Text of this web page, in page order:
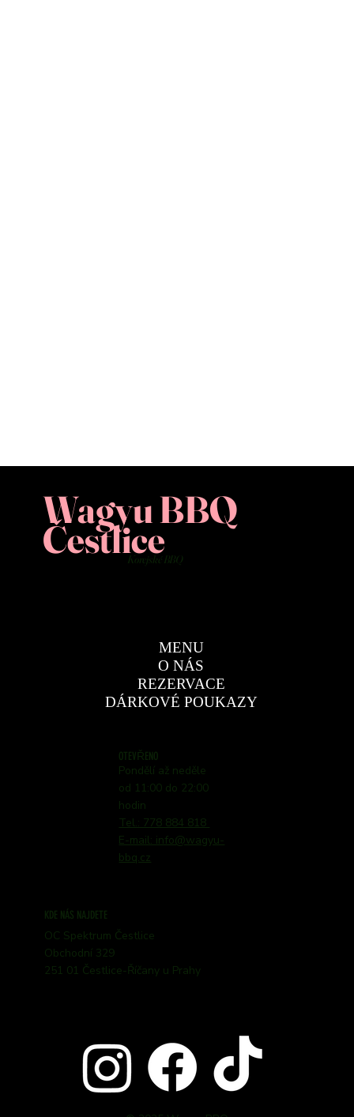
Wagyu BBQ
Čestlice
Korejské BBQ
MENU
O NÁS
REZERVACE
DÁRKOVÉ POUKAZY
OTEVŘENO
Pondělí až neděle
od 11:00 do 22:00
hodin
Tel.: 778 884 818
E-mail: info@wagyu-
bbq.cz
KDE NÁS NAJDETE
OC Spektrum Čestlice
Obchodní 329
251 01 Čestlice-Říčany u Prahy